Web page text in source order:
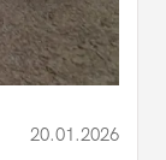
20.01.2026